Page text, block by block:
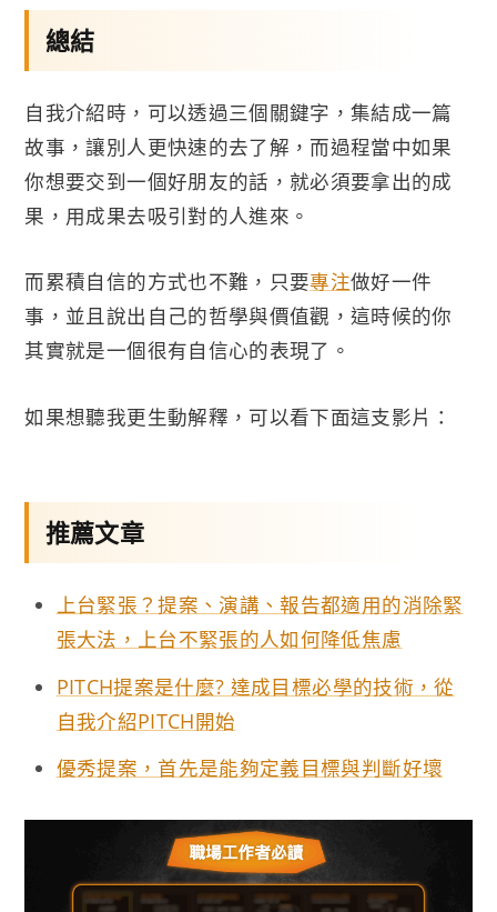
總結
自我介紹時，可以透過三個關鍵字，集結成一篇
故事，讓別人更快速的去了解，而過程當中如果
你想要交到一個好朋友的話，就必須要拿出的成
果，用成果去吸引對的人進來。
而累積自信的方式也不難，只要專注做好一件
事，並且說出自己的哲學與價值觀，這時候的你
其實就是一個很有自信心的表現了。
如果想聽我更生動解釋，可以看下面這支影片：
推薦文章
上台緊張？提案、演講、報告都適用的消除緊
張大法，上台不緊張的人如何降低焦慮
PITCH提案是什麼? 達成目標必學的技術，從
自我介紹PITCH開始
優秀提案，首先是能夠定義目標與判斷好壞